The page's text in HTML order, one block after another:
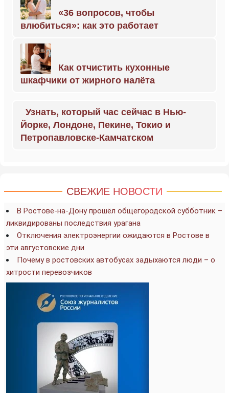
«36 вопросов, чтобы
влюбиться»: как это работает
Как отчистить кухонные
шкафчики от жирного налёта
Узнать, который час сейчас в Нью-
Йорке, Лондоне, Пекине, Токио и
Петропавловске-Камчатском
СВЕЖИЕ НОВОСТИ
В Ростове-на-Дону прошёл общегородской субботник –
ликвидированы последствия урагана
Отключения электроэнергии ожидаются в Ростове в
эти августовские дни
Почему в ростовских автобусах задыхаются люди – о
хитрости перевозчиков